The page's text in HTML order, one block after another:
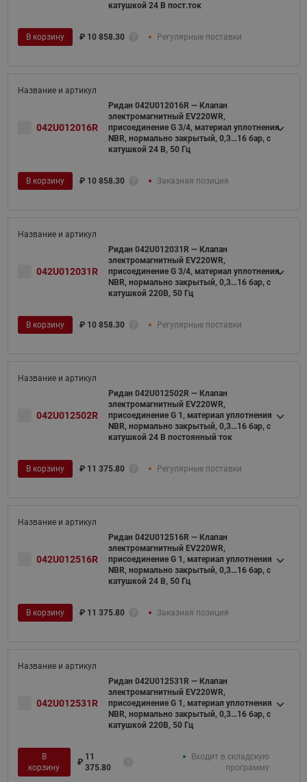
катушкой 24 В пост.ток
В корзину ₽ 10 858.30 Регулярные поставки
042U012016R
Ридан 042U012016R — Клапан
электромагнитный EV220WR,
присоединение G 3/4, материал уплотнения
NBR, нормально закрытый, 0,3…16 бар, с
катушкой 24 В, 50 Гц
В корзину ₽ 10 858.30 Заказная позиция
042U012031R
Ридан 042U012031R — Клапан
электромагнитный EV220WR,
присоединение G 3/4, материал уплотнения
NBR, нормально закрытый, 0,3…16 бар, с
катушкой 220В, 50 Гц
В корзину ₽ 10 858.30 Регулярные поставки
042U012502R
Ридан 042U012502R — Клапан
электромагнитный EV220WR,
присоединение G 1, материал уплотнения
NBR, нормально закрытый, 0,3…16 бар, с
катушкой 24 В постоянный ток
В корзину ₽ 11 375.80 Регулярные поставки
042U012516R
Ридан 042U012516R — Клапан
электромагнитный EV220WR,
присоединение G 1, материал уплотнения
NBR, нормально закрытый, 0,3…16 бар, с
катушкой 24 В, 50 Гц
В корзину ₽ 11 375.80 Заказная позиция
042U012531R
Ридан 042U012531R — Клапан
электромагнитный EV220WR,
присоединение G 1, материал уплотнения
NBR, нормально закрытый, 0,3…16 бар, с
катушкой 220В, 50 Гц
В
корзину
₽
11
375.80
Входит в складскую
программу